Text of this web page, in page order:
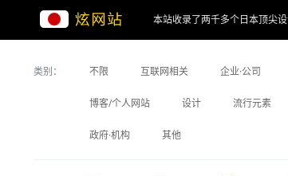
本站收录了两千多个日本顶尖
类别： 不限 互联网相关 企业·公司
博客/个人网站 设计 流行元素
政府·机构 其他